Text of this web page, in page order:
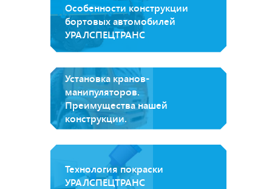
Особенности конструкции
бортовых автомобилей
УРАЛСПЕЦТРАНС
Установка кранов-
манипуляторов.
Преимущества нашей
конструкции.
Технология покраски
УРАЛСПЕЦТРАНС